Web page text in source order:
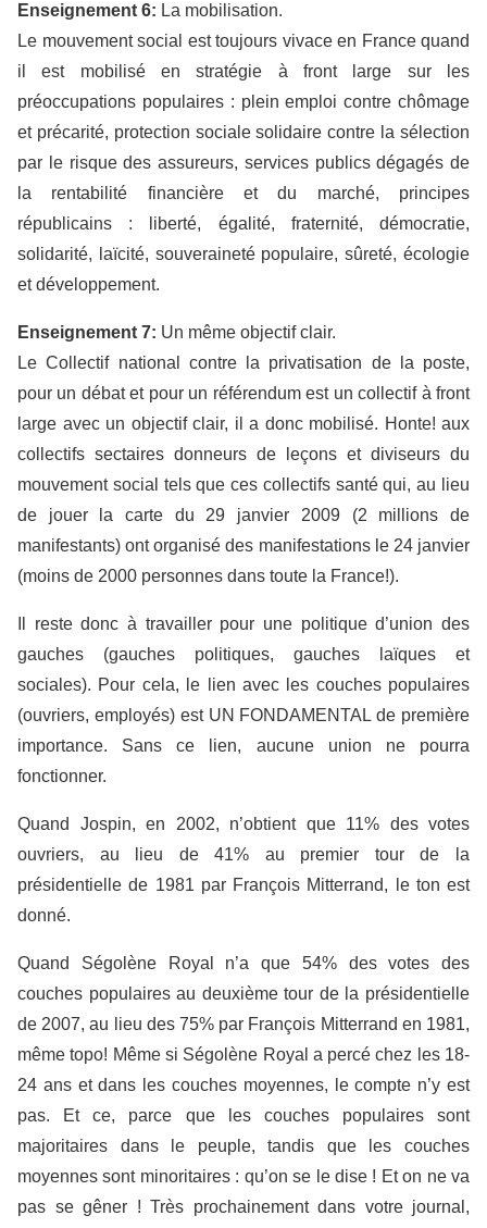
Enseignement 6: La mobilisation.
Le mouvement social est toujours vivace en France quand
il est mobilisé en stratégie à front large sur les
préoccupations populaires : plein emploi contre chômage
et précarité, protection sociale solidaire contre la sélection
par le risque des assureurs, services publics dégagés de
la rentabilité financière et du marché, principes
républicains : liberté, égalité, fraternité, démocratie,
solidarité, laïcité, souveraineté populaire, sûreté, écologie
et développement.
Enseignement 7: Un même objectif clair.
Le Collectif national contre la privatisation de la poste,
pour un débat et pour un référendum est un collectif à front
large avec un objectif clair, il a donc mobilisé. Honte! aux
collectifs sectaires donneurs de leçons et diviseurs du
mouvement social tels que ces collectifs santé qui, au lieu
de jouer la carte du 29 janvier 2009 (2 millions de
manifestants) ont organisé des manifestations le 24 janvier
(moins de 2000 personnes dans toute la France!).
Il reste donc à travailler pour une politique d’union des
gauches (gauches politiques, gauches laïques et
sociales). Pour cela, le lien avec les couches populaires
(ouvriers, employés) est UN FONDAMENTAL de première
importance. Sans ce lien, aucune union ne pourra
fonctionner.
Quand Jospin, en 2002, n’obtient que 11% des votes
ouvriers, au lieu de 41% au premier tour de la
présidentielle de 1981 par François Mitterrand, le ton est
donné.
Quand Ségolène Royal n’a que 54% des votes des
couches populaires au deuxième tour de la présidentielle
de 2007, au lieu des 75% par François Mitterrand en 1981,
même topo! Même si Ségolène Royal a percé chez les 18-
24 ans et dans les couches moyennes, le compte n’y est
pas. Et ce, parce que les couches populaires sont
majoritaires dans le peuple, tandis que les couches
moyennes sont minoritaires : qu’on se le dise ! Et on ne va
pas se gêner ! Très prochainement dans votre journal,